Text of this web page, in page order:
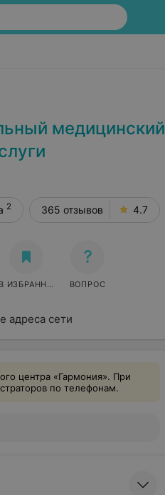
медицинский
адреса сети
2 365 отзывов 4.7
В ИЗБРАННОЕ ВОПРОС
центра «Гармония». При
по телефонам.